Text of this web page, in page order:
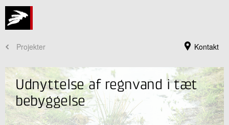
Kontakt
Projekter
Udnyttelse af regnvand i tæt
bebyggelse